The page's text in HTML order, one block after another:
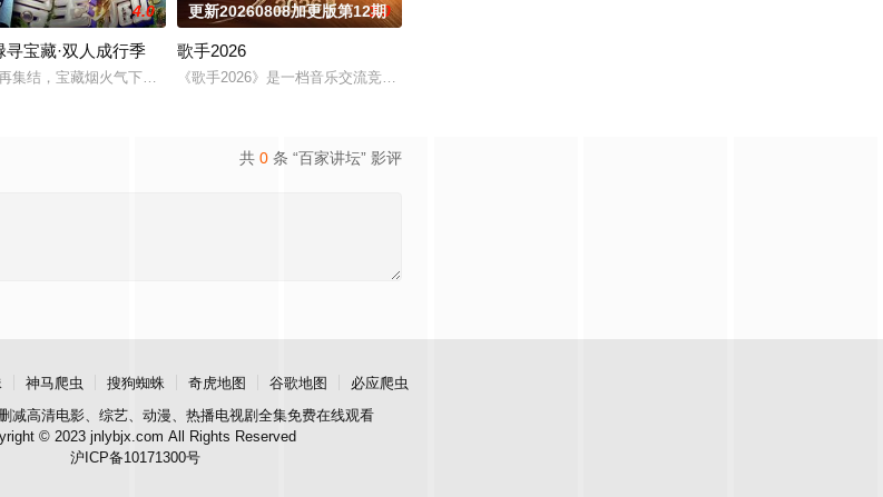
记录老友同行的相处日常、性格碰撞与情感联结，
，开启“地球团”的快乐旅程。节目路线将继续延着地球的脉络，探索更全面的世界文化旅
4.0
寻宝藏·双人成行季
集结，宝藏烟火气下饭脑综再度上桌，第二季全面升维！从“单人寻宝”升级“双人寻宝模式”，换乘不同搭档双强组队，化学反
更新20260808加更版第12期
3.0
歌手2026
《歌手2026》是一档音乐交流竞技节目。节目集结全球实力唱将，在每周的直播比拼中高能开唱，演绎各国音
共 0 条 “百家讲坛” 影评
神马爬虫 搜狗蜘蛛 奇虎地图 谷歌地图
必应爬虫
减高清电影、综艺、动漫、热播电视剧全集免费在线观看
© 2023 jnlybjx.com All Rights Reserved
沪ICP备10171300号